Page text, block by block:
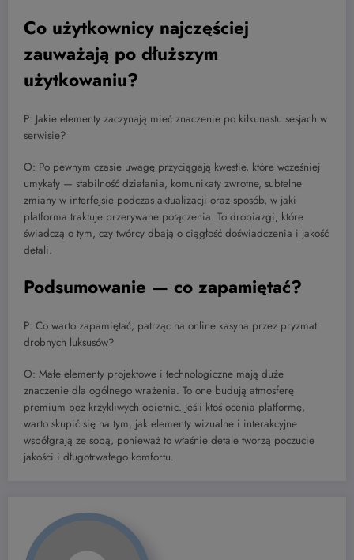
Co użytkownicy najczęściej
zauważają po dłuższym
użytkowaniu?
P: Jakie elementy zaczynają mieć znaczenie po kilkunastu sesjach w
serwisie?
O: Po pewnym czasie uwagę przyciągają kwestie, które wcześniej
umykały — stabilność działania, komunikaty zwrotne, subtelne
zmiany w interfejsie podczas aktualizacji oraz sposób, w jaki
platforma traktuje przerywane połączenia. To drobiazgi, które
świadczą o tym, czy twórcy dbają o ciągłość doświadczenia i jakość
detali.
Podsumowanie — co zapamiętać?
P: Co warto zapamiętać, patrząc na online kasyna przez pryzmat
drobnych luksusów?
O: Małe elementy projektowe i technologiczne mają duże
znaczenie dla ogólnego wrażenia. To one budują atmosferę
premium bez krzykliwych obietnic. Jeśli ktoś ocenia platformę,
warto skupić się na tym, jak elementy wizualne i interakcyjne
współgrają ze sobą, ponieważ to właśnie detale tworzą poczucie
jakości i długotrwałego komfortu.